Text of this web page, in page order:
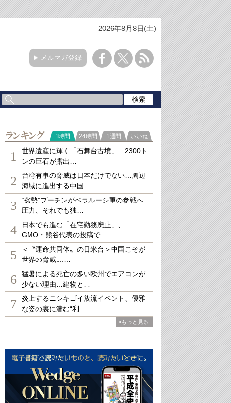
2026年8月8日(土)
メルマガ登録
ランキング
1時間 24時間 1週間 いいね
1
世界遺産に輝く「石舞台古墳」 2300ト
ンの巨石が露出…
2
台湾有事の脅威は日本だけでない…周辺
海域に進出する中国…
3
“劣勢”プーチンがベラルーシ軍の参戦へ
圧力、それでも独…
4
日本でも進む「在宅勤務廃止」、
GMO・熊谷代表の投稿で…
5
＜〝運命共同体〟の日米台＞中国こそが
世界の脅威....…
6
猛暑による死亡の多い欧州でエアコンが
少ない理由…建物と…
7
炎上するニシキゴイ放流イベント、優雅
な姿の裏に潜む“利…
»もっと見る